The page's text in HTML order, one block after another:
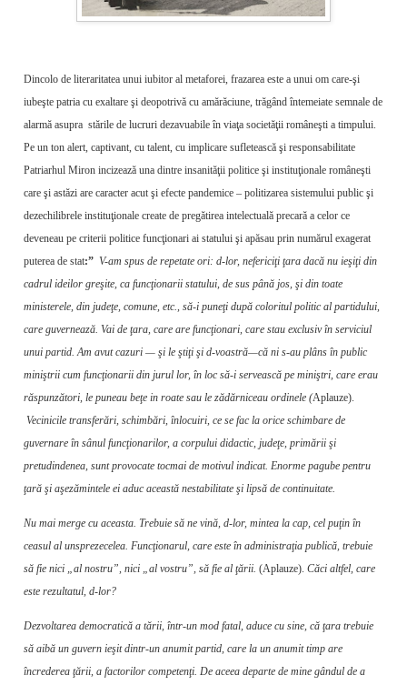
Dincolo de literaritatea unui iubitor al metaforei, frazarea este a unui om care-şi
iubeşte patria cu exaltare şi deopotrivă cu amărăciune, trăgând întemeiate semnale de
alarmă asupra stările de lucruri dezavuabile în viaţa societăţii româneşti a timpului.
Pe un ton alert, captivant, cu talent, cu implicare sufletească şi responsabilitate
Patriarhul Miron incizează una dintre insanităţii politice şi instituţionale româneşti
care şi astăzi are caracter acut şi efecte pandemice – politizarea sistemului public şi
dezechilibrele instituţionale create de pregătirea intelectuală precară a celor ce
deveneau pe criterii politice funcţionari ai statului şi apăsau prin numărul exagerat
puterea de stat:” V-am spus de repetate ori: d-lor, nefericiţi ţara dacă nu ieşiţi din
cadrul ideilor greşite, ca funcţionarii statului, de sus până jos, şi din toate
ministerele, din judeţe, comune, etc., să-i puneţi după coloritul politic al partidului,
care guvernează. Vai de ţara, care are funcţionari, care stau exclusiv în serviciul
unui partid. Am avut cazuri — şi le ştiţi şi d-voastră—că ni s-au plâns în public
miniştrii cum funcţionarii din jurul lor, în loc să-i servească pe miniştri, care erau
răspunzători, le puneau beţe in roate sau le zădărniceau ordinele (Aplauze).
Vecinicile transferări, schimbări, înlocuiri, ce se fac la orice schimbare de
guvernare în sânul funcţionarilor, a corpului di­dactic, judeţe, primării şi
pretudindenea, sunt provocate tocmai de motivul indicat. Enorme pagube pentru
ţară şi aşezămintele ei aduc această nestabilitate şi lipsă de continuitate.
Nu mai merge cu aceasta. Trebuie să ne vină, d-lor, mintea la cap, cel puţin în
ceasul al unsprezecelea. Funcţionarul, care este în administraţia publică, trebuie
să fie nici „al nostru”, nici „al vostru”, să fie al ţării. (Aplauze). Căci altfel, care
este rezultatul, d-lor?
Dezvoltarea democratică a tării, într-un mod fatal, aduce cu sine, că ţara trebuie
să aibă un guvern ieşit dintr-un anumit partid, care la un anumit timp are
încrederea ţării, a factorilor competenţi. De aceea departe de mine gândul de a